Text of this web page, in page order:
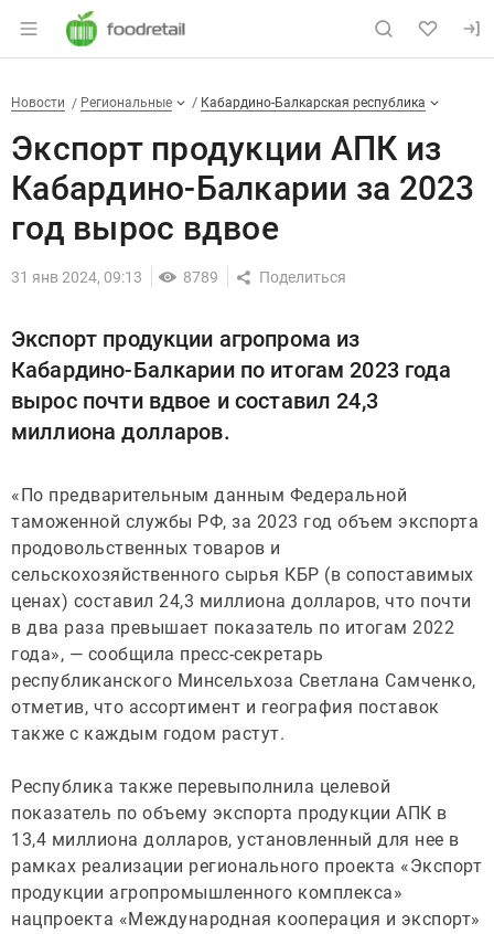
Раздел навигации по сайту
Экспорт продукции АПК из
Новости
Разделы
Новости Региональные Кабардино-Балкарская республика
Экспорт продукции АПК из
Кабардино-Балкарии за 2023
год вырос вдвое
31 янв 2024, 09:13 8789
Экспорт продукции агропрома из
Кабардино-Балкарии по итогам 2023 года
вырос почти вдвое и составил 24,3
миллиона долларов.
«По предварительным данным Федеральной
таможенной службы РФ, за 2023 год объем экспорта
продовольственных товаров и
сельскохозяйственного сырья КБР (в сопоставимых
ценах) составил 24,3 миллиона долларов, что почти
в два раза превышает показатель по итогам 2022
года», — сообщила пресс-секретарь
республиканского Минсельхоза Светлана Самченко,
отметив, что ассортимент и география поставок
также с каждым годом растут.
Республика также перевыполнила целевой
показатель по объему экспорта продукции АПК в
13,4 миллиона долларов, установленный для нее в
рамках реализации регионального проекта «Экспорт
продукции агропромышленного комплекса»
нацпроекта «Международная кооперация и экспорт»